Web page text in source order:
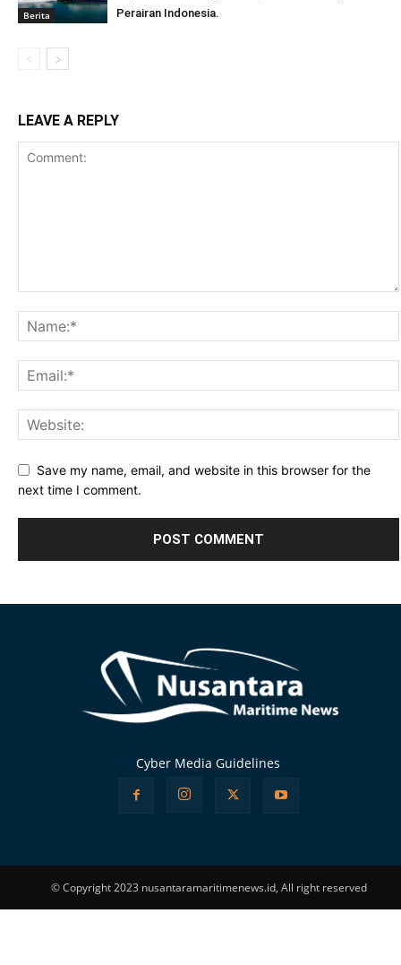
Berita
Perairan Indonesia.
LEAVE A REPLY
Save my name, email, and website in this browser for the
next time I comment.
Cyber Media Guidelines
© Copyright 2023 nusantaramaritimenews.id, All right reserved